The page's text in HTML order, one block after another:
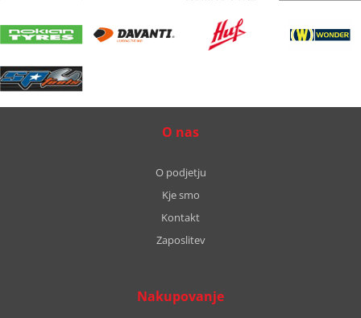
O nas
O podjetju
Kje smo
Kontakt
Zaposlitev
Nakupovanje